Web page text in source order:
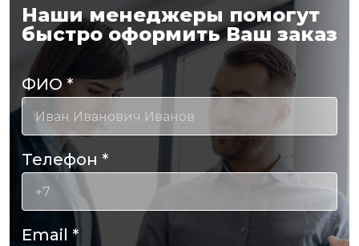
Наши менеджеры помогут
быстро оформить Ваш заказ
ФИО*
Телефон *
Email *